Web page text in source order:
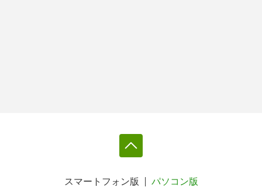
スマートフォン版 パソコン版